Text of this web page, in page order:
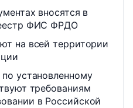
вносятся в
ФИС ФРДО
на всей территории
установленному
требованиям
в Российской